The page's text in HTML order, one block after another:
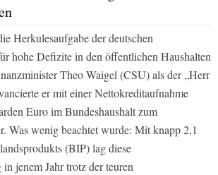
Herkulesaufgabe der deutschen
hohe Defizite in den öffentlichen Haushalten
Theo Waigel (CSU) als der „Herr
er mit einer Nettokreditaufnahme
Euro im Bundeshaushalt zum
Was wenig beachtet wurde: Mit knapp 2,1
(BIP) lag diese
jenem Jahr trotz der teuren